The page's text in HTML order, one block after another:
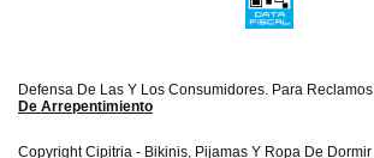
Defensa De Las Y Los Consumidores. Para Reclamos
De Arrepentimiento
Copyright Cipitria - Bikinis, Pijamas Y Ropa De Dormir